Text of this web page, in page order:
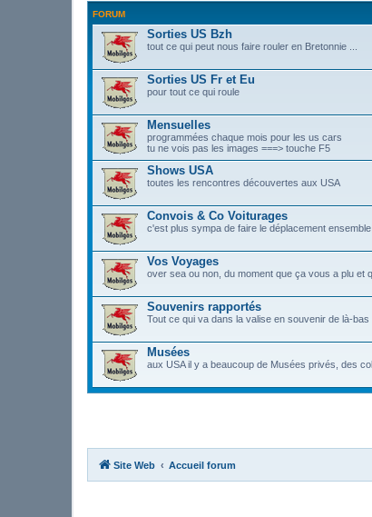
FORUM
Sorties US Bzh
tout ce qui peut nous faire rouler en Bretonnie ...
Sorties US Fr et Eu
pour tout ce qui roule
Mensuelles
programmées chaque mois pour les us cars
tu ne vois pas les images ===> touche F5
Shows USA
toutes les rencontres découvertes aux USA
Convois & Co Voiturages
c'est plus sympa de faire le déplacement ensemble
Vos Voyages
over sea ou non, du moment que ça vous a plu et
Souvenirs rapportés
Tout ce qui va dans la valise en souvenir de là-bas
Musées
aux USA il y a beaucoup de Musées privés, des
Site Web Accueil forum